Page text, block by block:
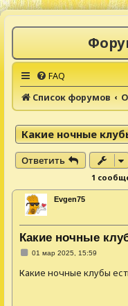
FAQ
Список форумов
Какие ночные
Ответить
1
Evgen75
Какие ночные
С
б
01 мар 2025, 15:59
Какие ночные клубы